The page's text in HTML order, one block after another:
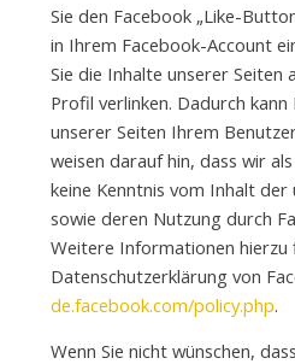
Sie den Facebook „Like-
in Ihrem Facebook-Account
Sie die Inhalte unserer Seiten
Profil verlinken. Dadurch
unserer Seiten Ihrem
weisen darauf hin, dass wir
keine Kenntnis vom Inhalt
sowie deren Nutzung durch
Weitere Informationen hierzu
Datenschutzerklärung von
de.facebook.com/policy.php.
Wenn Sie nicht wünschen,